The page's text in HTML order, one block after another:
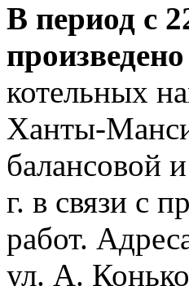
В период с
котельных
Ханты-
балансовой
г. в связи с
работ.
ул. А.